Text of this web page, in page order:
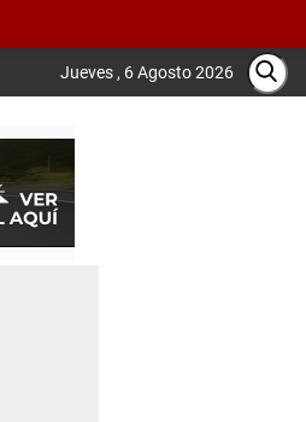
Jueves , 6 Agosto 2026